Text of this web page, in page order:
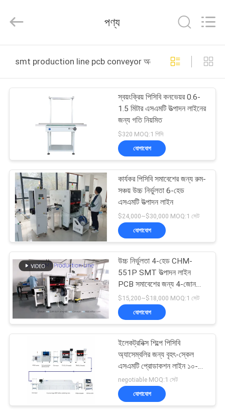
পণ্য
সম্পর্কে
কারখানা
ভ্রমণ
মান
নিয়ন্ত্রণ
আমাদের
সাথে
যোগাযোগ
TECHNOLOGY
LIMITED.
Reserved.
পণ্য
smt production line pcb conveyor অনলাইন উত্পাদন
স্বয়ংক্রিয় পিসিবি কনভেয়র 0.6-
1.5 মিটার এসএমটি উত্পাদন লাইনের
জন্য গতি নিয়মিত
$320 MOQ:1 পিসি
যোগাযোগ
কার্যকর পিসিবি সমাবেশের জন্য রুম-
সঞ্চয় উচ্চ নির্ভুলতা 6-হেড
এসএমটি উত্পাদন লাইন
$24,000~$30,000 MOQ:1 সেট
যোগাযোগ
উচ্চ নির্ভুলতা 4-হেড CHM-
551P SMT উত্পাদন লাইন
PCB সমাবেশের জন্য 4-জোন
রিফ্লো ওভেন সহ
$15,200~$18,000 MOQ:1 সেট
যোগাযোগ
ইলেকট্রনিক্স শিল্পে পিসিবি
অ্যাসেম্বলির জন্য বৃহৎ-স্কেল
এসএমটি প্রোডাকশন লাইন ১০-
হেড পিক অ্যান্ড প্লেস
negotiable MOQ:1 সেট
যোগাযোগ